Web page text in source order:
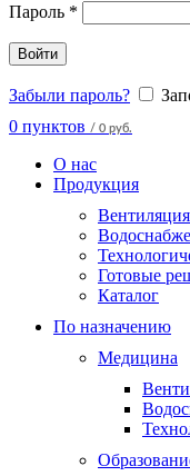
Пароль *
Войти
Забыли пароль?
0 пунктов / 0 руб.
О нас
Продукция
Готовые
Каталог
По назначению
Медицина